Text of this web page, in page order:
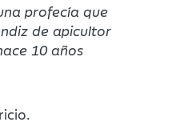
profecía que
de apicultor
10 años